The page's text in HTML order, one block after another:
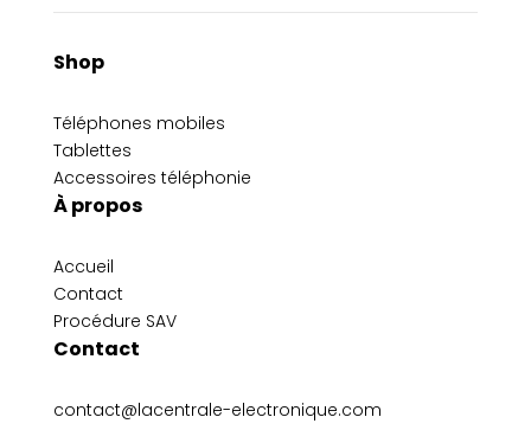
Shop
Téléphones mobiles
Tablettes
Accessoires téléphonie
À propos
Accueil
Contact
Procédure SAV
Contact
contact@lacentrale-electronique.com